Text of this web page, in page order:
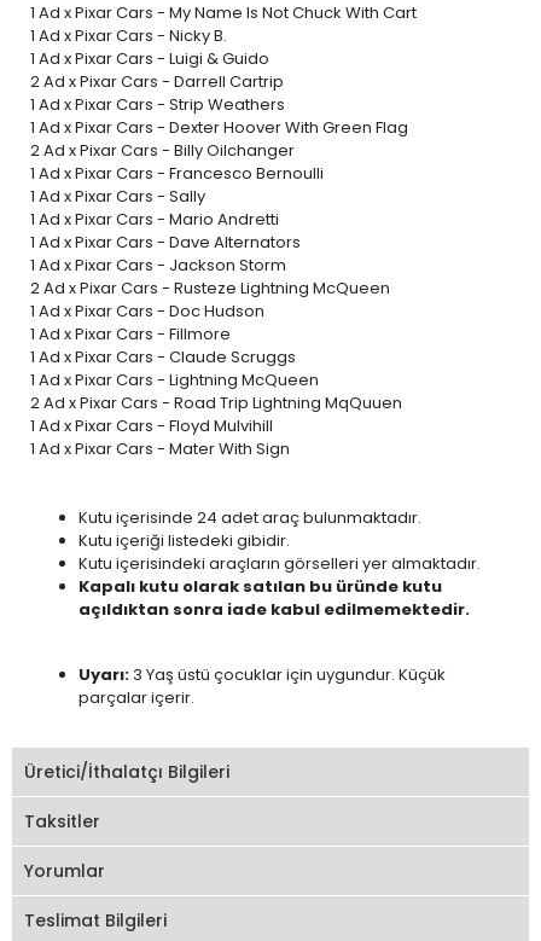
1 Ad x Pixar Cars - My Name Is Not Chuck With Cart
1 Ad x Pixar Cars - Nicky B.
1 Ad x Pixar Cars - Luigi & Guido
2 Ad x Pixar Cars - Darrell Cartrip
1 Ad x Pixar Cars - Strip Weathers
1 Ad x Pixar Cars - Dexter Hoover With Green Flag
2 Ad x Pixar Cars - Billy Oilchanger
1 Ad x Pixar Cars - Francesco Bernoulli
1 Ad x Pixar Cars - Sally
1 Ad x Pixar Cars - Mario Andretti
1 Ad x Pixar Cars - Dave Alternators
1 Ad x Pixar Cars - Jackson Storm
2 Ad x Pixar Cars - Rusteze Lightning McQueen
1 Ad x Pixar Cars - Doc Hudson
1 Ad x Pixar Cars - Fillmore
1 Ad x Pixar Cars - Claude Scruggs
1 Ad x Pixar Cars - Lightning McQueen
2 Ad x Pixar Cars - Road Trip Lightning MqQuuen
1 Ad x Pixar Cars - Floyd Mulvihill
1 Ad x Pixar Cars - Mater With Sign
Kutu içerisinde 24 adet araç bulunmaktadır.
Kutu içeriği listedeki gibidir.
Kutu içerisindeki araçların görselleri yer almaktadır.
Kapalı kutu olarak satılan bu üründe kutu
açıldıktan sonra iade kabul edilmemektedir.
Uyarı:3 Yaş üstü çocuklar için uygundur. Küçük
parçalar içerir.
Üretici/İthalatçı Bilgileri
Taksitler
Yorumlar
Teslimat Bilgileri